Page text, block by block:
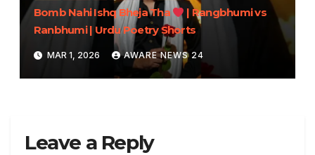
Bomb Nahi Ishq Bheja Tha
| Rangbhumi vs
Ranbhumi | Urdu Poetry Shorts
MAR 1, 2026 AWARE NEWS 24
Leave a Reply